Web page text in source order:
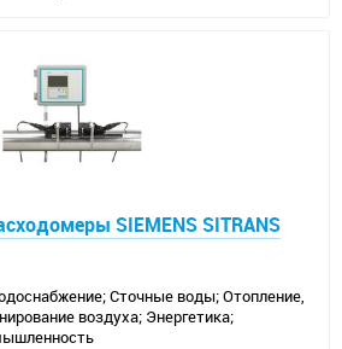
SIEMENS SITRANS
Сточные воды; Отопление,
воздуха; Энергетика;